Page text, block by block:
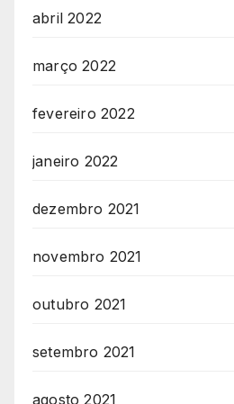
abril 2022
março 2022
fevereiro 2022
janeiro 2022
dezembro 2021
novembro 2021
outubro 2021
setembro 2021
agosto 2021